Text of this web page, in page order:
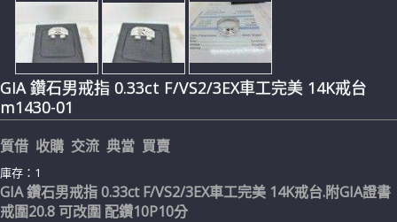
GIA 鑽石男戒指 0.33ct F/VS2/3EX車工完美 14K戒台
m1430-01
質借 收購 交流 典當 買賣
庫存：1
GIA 鑽石男戒指 0.33ct F/VS2/3EX車工完美 14K戒台.附GIA證書
戒圍20.8 可改圍 配鑽10P10分